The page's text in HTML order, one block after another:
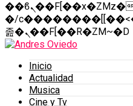
��ϐܢ��F[��x�ZMz�G�� %嬩
�/
졾�ܢ��F[��R�ZM~�D
Inicio
Actualidad
Musica
Cine y Tv